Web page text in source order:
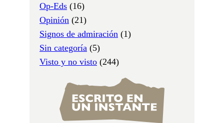
Op-Eds (16)
Opinión (21)
Signos de admiración (1)
Sin categoría (5)
Visto y no visto (244)